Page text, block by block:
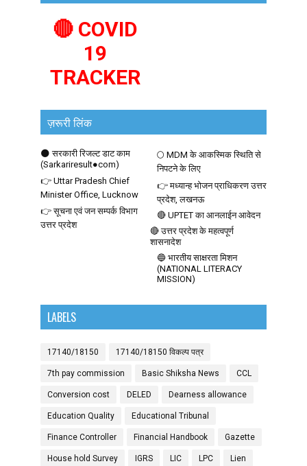
🔴 COVID
19
TRACKER
ज़रूरी लिंक
🌑 सरकारी रिजल्ट डाट काम
(Sarkariresult●com)
🌕 MDM के आकस्मिक स्थिति से
निपटने के लिए
👉 Uttar Pradesh Chief
Minister Office, Lucknow
👉 मध्यान्ह भोजन प्राधिकरण उत्तर
प्रदेश, लखनऊ
👉 सूचना एवं जन सम्पर्क विभाग
उत्तर प्रदेश
🔴 UPTET का आनलाईन आवेदन
🔴 उत्तर प्रदेश के महत्वपूर्ण
शासनादेश
🔵 भारतीय साक्षरता मिशन
(NATIONAL LITERACY
MISSION)
LABELS
17140/18150 17140/18150 विकल्प पत्र
7th pay commission Basic Shiksha News CCL
Conversion cost DELED Dearness allowance
Education Quality Educational Tribunal
Finance Controller Financial Handbook Gazette
House hold Survey IGRS LIC LPC Lien